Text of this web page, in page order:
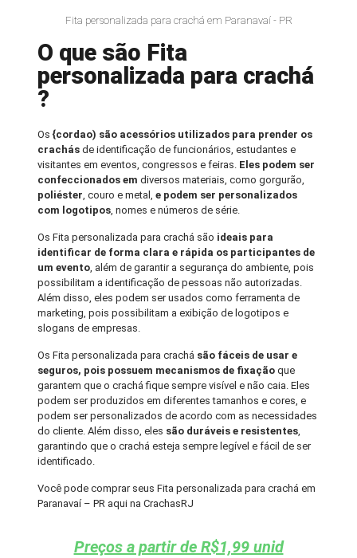
Fita personalizada para crachá em Paranavaí - PR
O que são Fita
personalizada para crachá
?
Os {cordao) são acessórios utilizados para prender os
crachás de identificação de funcionários, estudantes e
visitantes em eventos, congressos e feiras. Eles podem ser
confeccionados emdiversos materiais, como gorgurão,
poliéster, couro e metal,e podem ser personalizados
com logotipos, nomes e números de série.
Os Fita personalizada para crachá são ideais para
identificar de forma clara e rápida os participantes de
um evento, além de garantir a segurança do ambiente, pois
possibilitam a identificação de pessoas não autorizadas.
Além disso, eles podem ser usados como ferramenta de
marketing, pois possibilitam a exibição de logotipos e
slogans de empresas.
Os Fita personalizada para crachá são fáceis de usar e
seguros, pois possuem mecanismos de fixação que
garantem que o crachá fique sempre visível e não caia. Eles
podem ser produzidos em diferentes tamanhos e cores, e
podem ser personalizados de acordo com as necessidades
do cliente. Além disso, eles são duráveis e resistentes,
garantindo que o crachá esteja sempre legível e fácil de ser
identificado.
Você pode comprar seus Fita personalizada para crachá em
Paranavaí – PR aqui na CrachasRJ
Preços a partir de R$1,99 unid